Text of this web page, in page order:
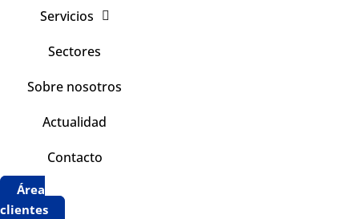
Servicios
Sectores
Sobre nosotros
Actualidad
Contacto
Área
clientes